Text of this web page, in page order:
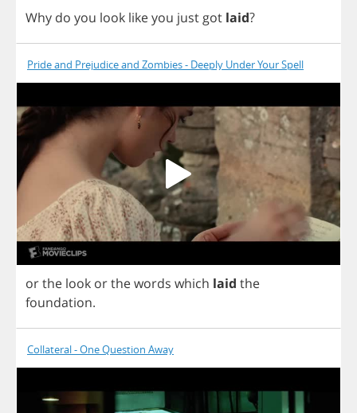
Why do you look likeyou just got laid?
Pride and Prejudice and Zombies - Deeply Under Your Spell
orthe look orthewords which laid the
foundation.
Collateral - One Question Away